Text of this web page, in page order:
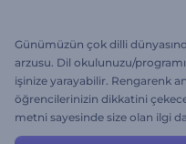
Günümüzün çok dilli
arzusu. Dil okulunuzu/
işinize yarayabilir. Rengarenk
öğrencilerinizin dikkatini
metni sayesinde size olan ilgi
kullanabilir ya da metin ve